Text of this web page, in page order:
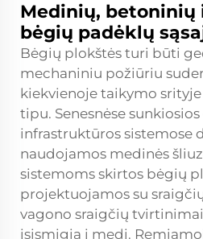
Medinių, betoninių
bėgių padėklų
Bėgių plokštės turi būti
mechaniniu požiūriu
kiekvienoje taikymo
tipu. Senesnėse
infrastruktūros sistemose
naudojamos medinės
sistemoms skirtos bėgių
projektuojamos su
vagono sraigčių
įsismigia į medį.